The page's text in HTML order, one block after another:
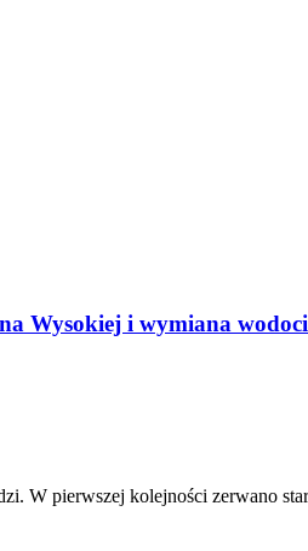
Wysokiej i wymiana
W pierwszej kolejności zerwano